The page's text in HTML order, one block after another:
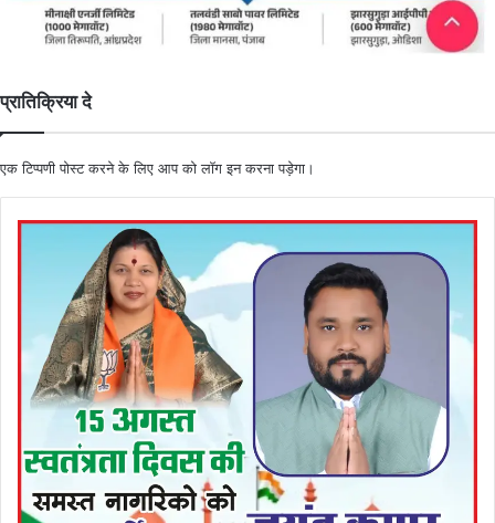
प्रातिक्रिया दे
एक टिप्पणी पोस्ट करने के लिए आप कोलॉग इनकरना पड़ेगा।